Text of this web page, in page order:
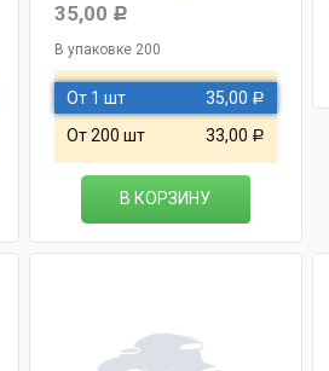
35,00 Р
В упаковке 200
От 1 шт 35,00 Р
От 200 шт 33,00 Р
В КОРЗИНУ